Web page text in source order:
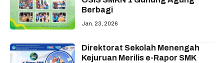
Berbagi
Jan. 23, 2026
Direktorat Sekolah Menengah
Kejuruan Merilis e-Rapor SMK